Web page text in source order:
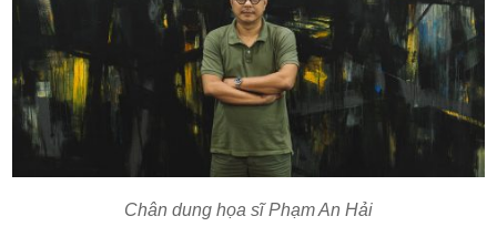
Chân dung họa sĩ Phạm An Hải